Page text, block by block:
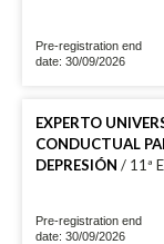
Pre-registration end
date: 30/09/2026
EXPERTO
CONDUCTUAL
DEPRESIÓN / 11ª
Pre-registration end
date: 30/09/2026